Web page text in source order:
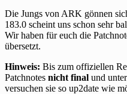
Die Jungs von ARK gönnen
183.0 scheint uns schon sehr
Wir haben für euch die
übersetzt.
Hinweis: Bis zum offiziellen
Patchnotes nicht final und
versuchen sie so up2date wie